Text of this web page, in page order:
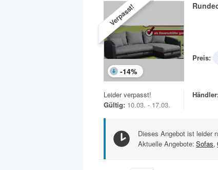
Verpasst!
-14%
Preis:
Leider verpasst!
Gültig: 10.03. - 17.03.
Dieses Angebot ist leider
Aktuelle Angebote: Sofas,